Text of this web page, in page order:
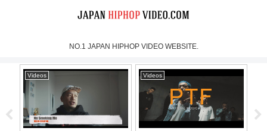
NO.1 JAPAN HIPHOP VIDEO WEBSITE.
Videos Videos